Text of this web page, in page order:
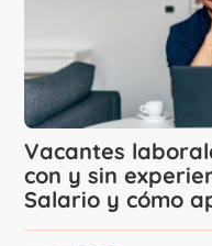
Vacantes
con y sin
Salario y cómo